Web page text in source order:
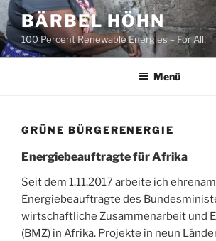
Zum
Inhalt
springen
BÄRBEL HÖHN
100 Percent Renewable Energies – For All!
Menü
GRÜNE BÜRGERENERGIE
Energiebeauftragte für Afrika
Seit dem 1.11.2017 arbeite ich
Energiebeauftragte des
wirtschaftliche Zusammenarbeit und
(BMZ) in Afrika. Projekte in neun